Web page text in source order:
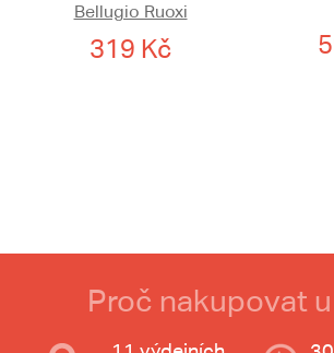
Bellugio Ruoxi
319 Kč
Proč nakupovat